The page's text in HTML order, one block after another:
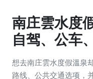
南庄雲水度
自驾、公车
想去南庄雲水度假溫泉
路线、公共交通选项，